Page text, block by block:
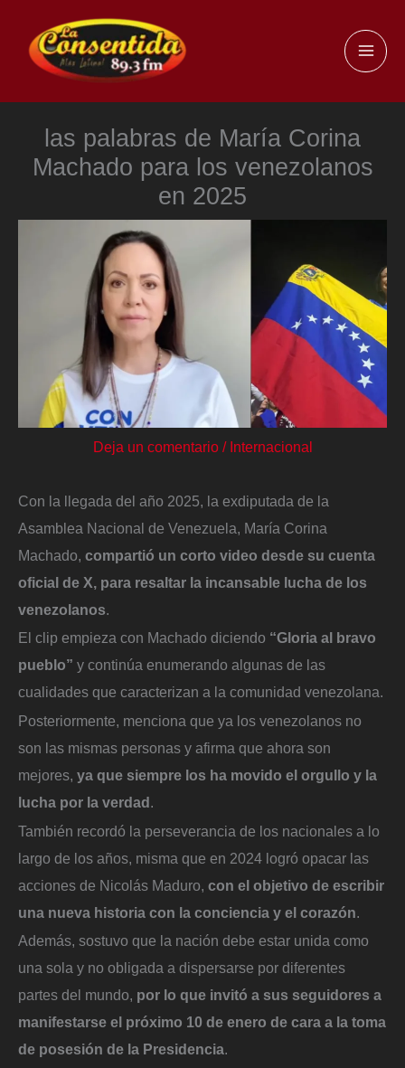
contenido
las palabras de María Corina
Machado para los venezolanos
en 2025
Deja un comentario / Internacional
Con la llegada del año 2025, la exdiputada de la
Asamblea Nacional de Venezuela, María Corina
Machado, compartió un corto video desde su cuenta
oficial de X, para resaltar la incansable lucha de los
venezolanos.
El clip empieza con Machado diciendo “Gloria al bravo
pueblo” y continúa enumerando algunas de las
cualidades que caracterizan a la comunidad venezolana.
Posteriormente, menciona que ya los venezolanos no
son las mismas personas y afirma que ahora son
mejores, ya que siempre los ha movido el orgullo y la
lucha por la verdad.
También recordó la perseverancia de los nacionales a lo
largo de los años, misma que en 2024 logró opacar las
acciones de Nicolás Maduro, con el objetivo de escribir
una nueva historia con la conciencia y el corazón.
Además, sostuvo que la nación debe estar unida como
una sola y no obligada a dispersarse por diferentes
partes del mundo, por lo que invitó a sus seguidores a
manifestarse el próximo 10 de enero de cara a la toma
de posesión de la Presidencia.